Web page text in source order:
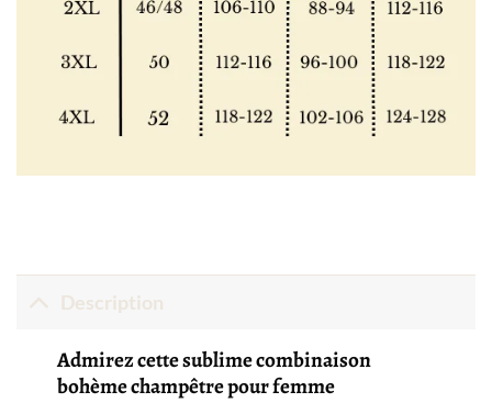
Description
Admirez cette sublime combinaison
bohème champêtre pour femme